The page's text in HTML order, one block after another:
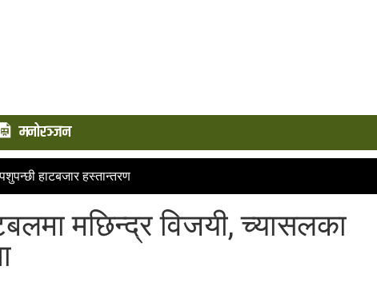
मनोरञ्जन
हाटबजार हस्तान्तरण
मछिन्द्र विजयी, च्यासलका